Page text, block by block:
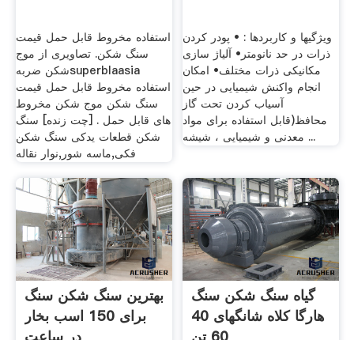
استفاده مخروط قابل حمل قیمت
سنگ شکن. تصاویری از موج
شکن ضربهsuperblaasia
استفاده مخروط قابل حمل قیمت
سنگ شکن موج شکن مخروط
های قابل حمل . [چت زنده] سنگ
شکن قطعات یدکی سنگ شکن
فکی,ماسه شور,نوار نقاله
ویژگیها و کاربردها : • پودر کردن
ذرات در حد نانومتر• آلیاژ سازی
مکانیکی ذرات مختلف• امکان
انجام واکنش شیمیایی در حین
آسیاب کردن تحت گاز
محافظ(قابل استفاده برای مواد
معدنی و شیمیایی ، شیشه ...
بهترین سنگ شکن سنگ
برای 150 اسب بخار
گیاه سنگ شکن سنگ
هارگا کلاه شانگهای 40